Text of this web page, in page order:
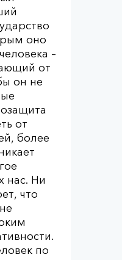
оно
–
от
он не
от
более
нас. Ни
что
по